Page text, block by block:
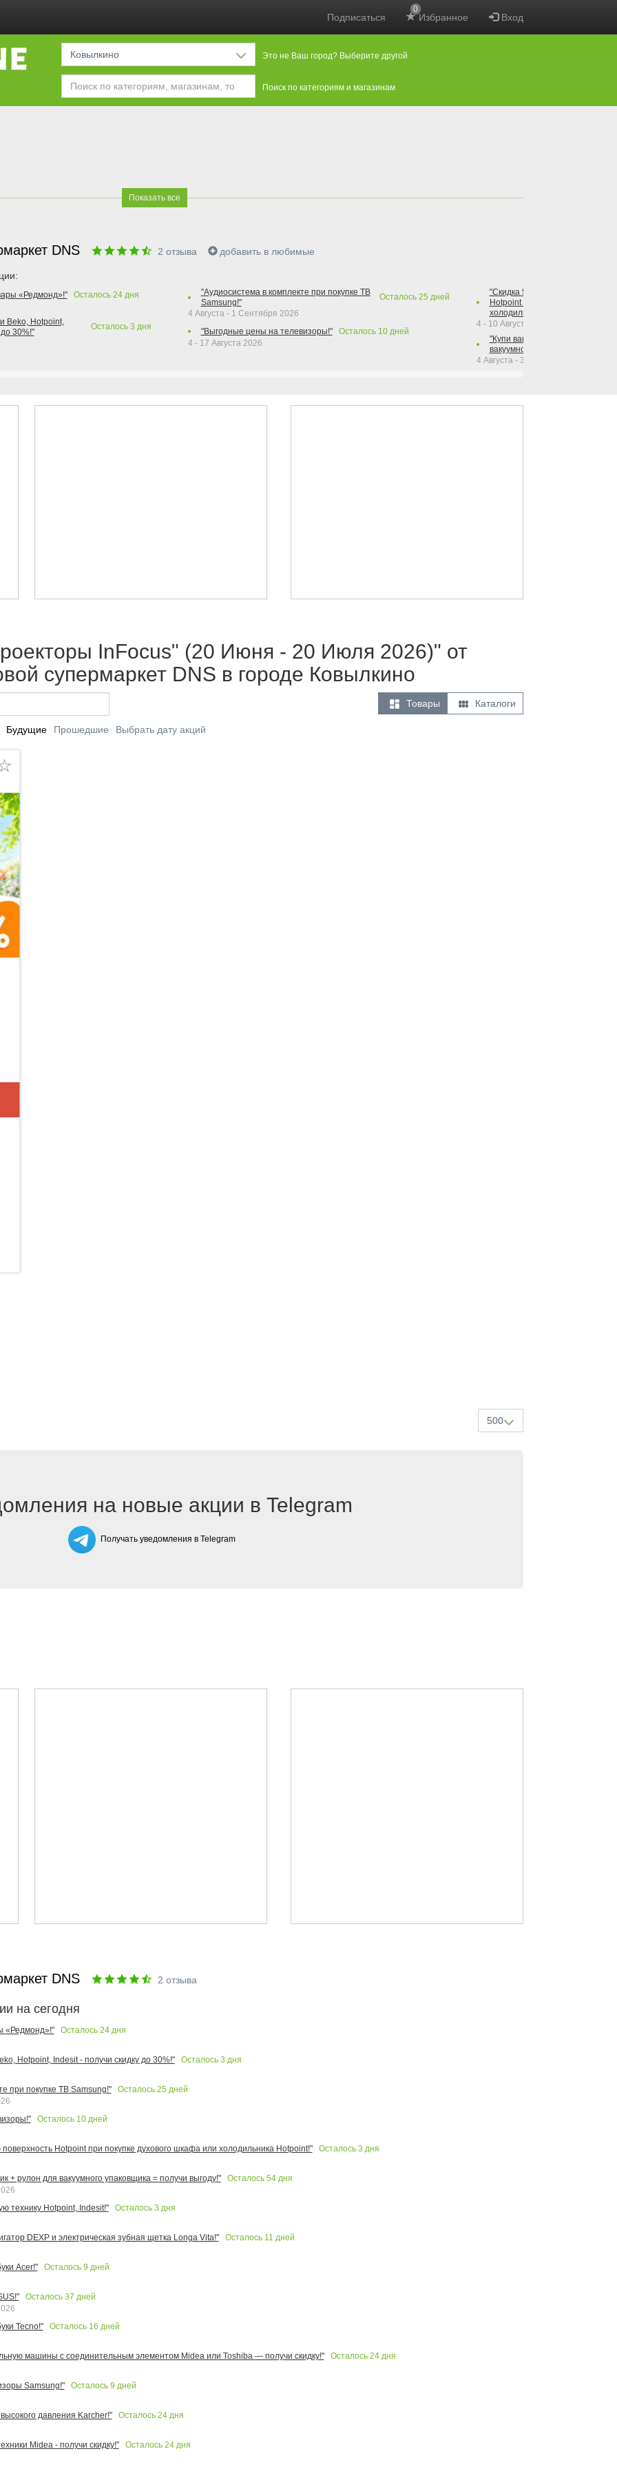
Подписаться Избранное
0
Вход
Ковылкино Это не Ваш город? Выберите другой
Поиск по категориям и магазинам
Показать все
DNS 2 отзыва добавить в любимые
«Редмонд»!" Осталось 24дня
Beko, Hotpoint,
30%!"
Осталось 3 дня
"Аудиосистема в комплекте при покупке ТВ
Samsung!"
Осталось 25 дней
4 Августа - 1 Сентября 2026
"Выгодные цены на телевизоры!"
Осталось 10дней
4 - 17 Августа 2026
"Скидка 50% на варочную
Hotpoint при покупке духового
холодильника Hotpoint!"
4 - 10 Августа 2026
"Купи вакуумный упаковщик +
вакуумного упаковщика =
4 Августа - 30 Сентября 2026
InFocus" (20 Июня - 20 Июля 2026)" от
супермаркет DNS в городе Ковылкино
 Товары  Каталоги
Будущие Прошедшие Выбрать дату акций
500
на новые акции в Telegram
Получать уведомления в Telegram
DNS 2 отзыва
на сегодня
«Редмонд»!" Осталось 24дня
Hotpoint, Indesit - получи скидку до 30%!" Осталось 3 дня
при покупке ТВ Samsung!" Осталось 25 дней
Осталось 10дней
Hotpoint при покупке духового шкафа или холодильника Hotpoint!" Осталось 3 дня
+ рулон для вакуумного упаковщика = получи выгоду!" Осталось 54дня
технику Hotpoint, Indesit!"
Осталось 3 дня
DEXP и электрическая зубная щетка Longa Vita!" Осталось 11 дней
Acer!" Осталось 9 дней
Осталось 37 дней
Tecno!"
Осталось 16 дней
машины с соединительным элементом Midea или Toshiba — получи скидку!" Осталось 24дня
Samsung!" Осталось 9 дней
давления Karcher!" Осталось 24дня
Midea - получи скидку!" Осталось 24дня